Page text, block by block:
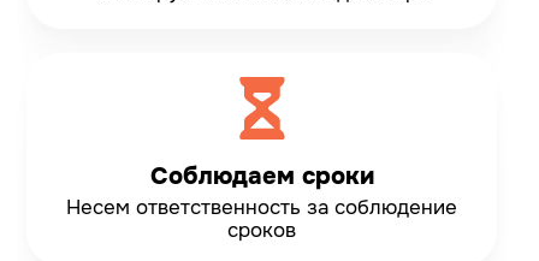
Соблюдаем сроки
Несем ответственность за соблюдение
сроков